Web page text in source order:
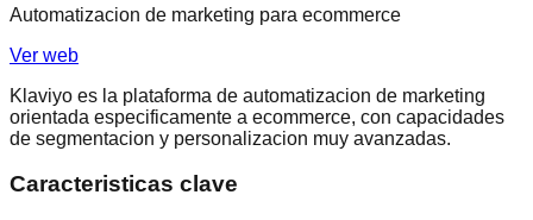
Automatizacion de marketing para ecommerce
Ver web
Klaviyo es la plataforma de automatizacion de marketing
orientada especificamente a ecommerce, con capacidades
de segmentacion y personalizacion muy avanzadas.
Caracteristicas clave